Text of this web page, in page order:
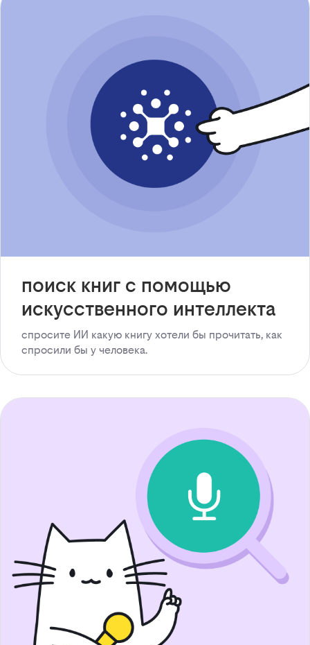
поиск книг с помощью
искусственного интеллекта
спросите ИИ какую книгу хотели бы прочитать, как
спросили бы у человека.